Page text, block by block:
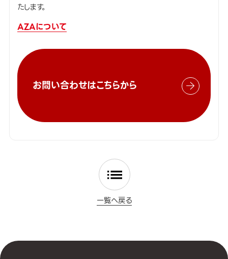
たします。
AZAについて
お問い合わせはこちらから
一覧へ戻る